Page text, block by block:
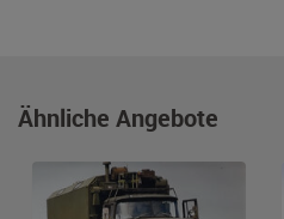
Ähnliche Angebote